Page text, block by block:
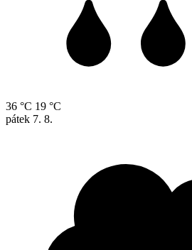
36 °C 19 °C
pátek 7. 8.